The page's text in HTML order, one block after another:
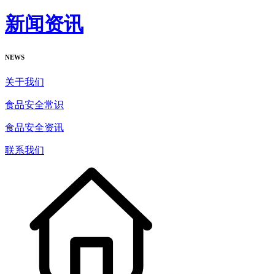
新闻资讯
NEWS
关于我们
食品安全常识
食品安全资讯
联系我们